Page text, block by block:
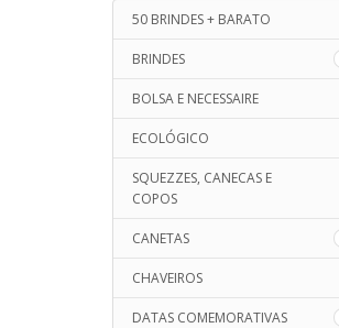
50 BRINDES + BARATO
BRINDES
BOLSA E NECESSAIRE
ECOLÓGICO
SQUEZZES, CANECAS E
COPOS
CANETAS
CHAVEIROS
DATAS COMEMORATIVAS